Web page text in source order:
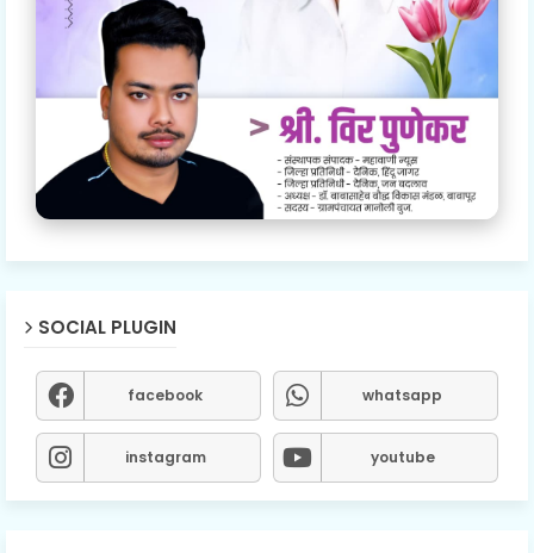
SOCIAL PLUGIN
facebook whatsapp
instagram youtube